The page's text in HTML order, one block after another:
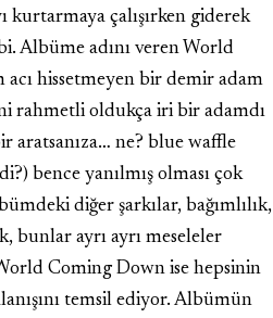
kurtarmaya çalışırken giderek
Albüme adını veren World
hissetmeyen bir demir adam
rahmetli oldukça iri bir adamdı
aratsanıza… ne? blue waffle
bence yanılmış olması çok
diğer şarkılar, bağımlılık,
bunlar ayrı ayrı meseleler
Coming Down ise hepsinin
temsil ediyor. Albümün